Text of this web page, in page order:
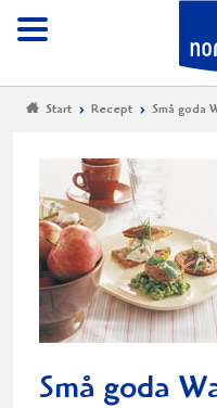
Meny
Start Recept Små goda
Små goda